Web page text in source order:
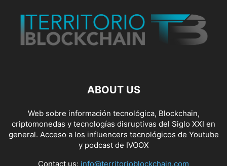
ABOUT US
Web sobre información tecnológica, Blockchain,
criptomonedas y tecnologías disruptivas del Siglo XXI en
general. Acceso a los influencers tecnológicos de Youtube
y podcast de IVOOX
Contact us: info@territorioblockchain.com